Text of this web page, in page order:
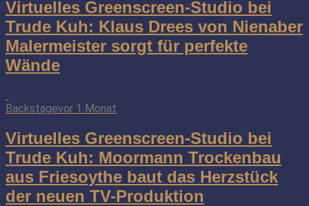
Virtuelles Greenscreen-Studio bei
Trude Kuh: Klaus Drees von Nienaber
Malermeister sorgt für perfekte
Wände
Backstagevor 1 Monat
Virtuelles Greenscreen-Studio bei
Trude Kuh: Moormann Trockenbau
aus Friesoythe baut das Herzstück
der neuen TV-Produktion